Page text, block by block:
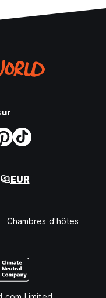
EUR
Chambres d'hôtes